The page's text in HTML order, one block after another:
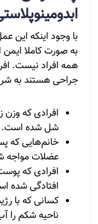
با وجود اینکه این
به صورت کاملا
همه افراد نیست.
جراحی هستند به
افرادی که
شل شده است.
خانم‌هایی که
عضلات مواجه
افرادی که
افتادگی شده
کسانی که با
ناحیه شکم را